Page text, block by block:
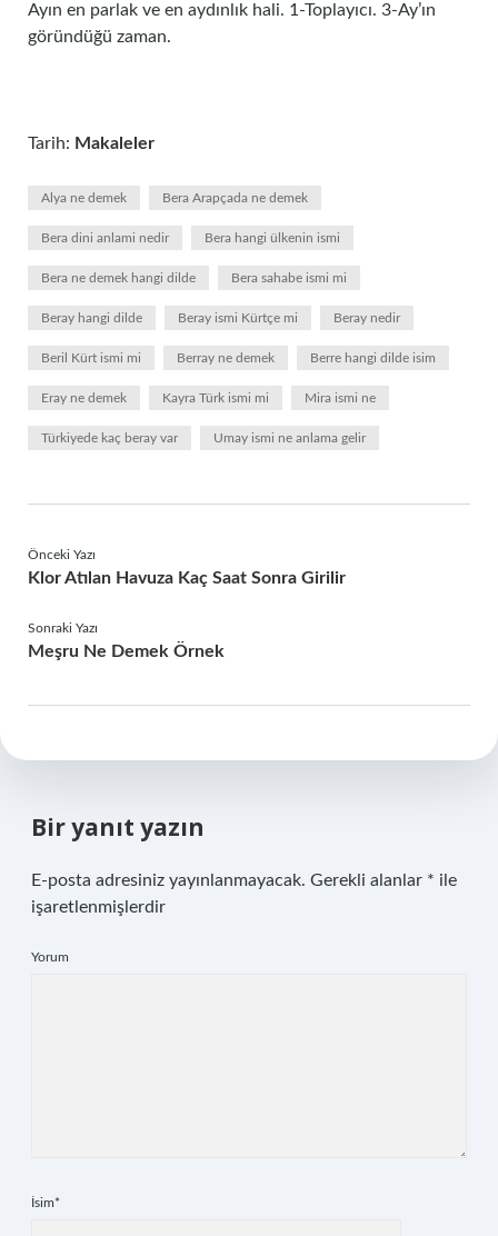
Ayın en parlak ve en aydınlık hali. 1-Toplayıcı. 3-Ay’ın
göründüğü zaman.
Tarih: Makaleler
Alya ne demek Bera Arapçada ne demek
Bera dini anlami nedir Bera hangi ülkenin ismi
Bera ne demek hangi dilde Bera sahabe ismi mi
Beray hangi dilde Beray ismi Kürtçe mi Beray nedir
Beril Kürt ismi mi Berray ne demek Berre hangi dilde isim
Eray ne demek Kayra Türk ismi mi Mira ismi ne
Türkiyede kaç beray var Umay ismi ne anlama gelir
Önceki Yazı
Klor Atılan Havuza Kaç Saat Sonra Girilir
Sonraki Yazı
Meşru Ne Demek Örnek
Bir yanıt yazın
E-posta adresiniz yayınlanmayacak. Gerekli alanlar * ile
işaretlenmişlerdir
Yorum
İsim*